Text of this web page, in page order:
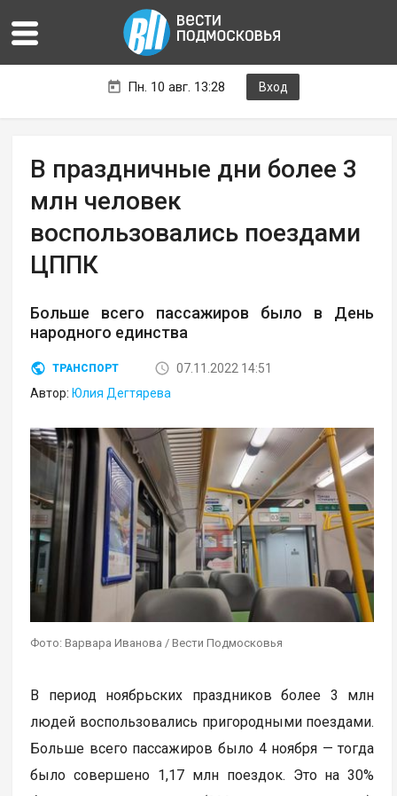
Пн. 10 авг. 13:28 Вход
В праздничные дни более 3
млн человек
воспользовались поездами
ЦППК
Больше всего пассажиров было в День
народного единства
ТРАНСПОРТ
07.11.2022 14:51
Автор: Юлия Дегтярева
Фото: Варвара Иванова / Вести Подмосковья
В период ноябрьских праздников более 3 млн
людей воспользовались пригородными поездами.
Больше всего пассажиров было 4 ноября — тогда
было совершено 1,17 млн поездок. Это на 30%